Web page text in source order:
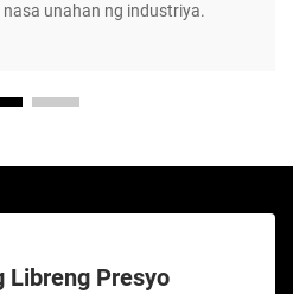
unahan ng industriya.
Libreng Presyo